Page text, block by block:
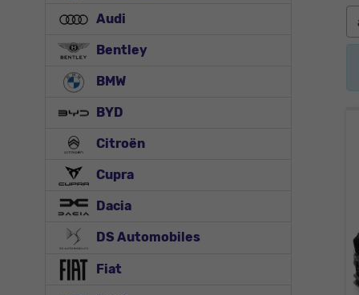
Audi
Bentley
BMW
BYD
Citroën
Cupra
Dacia
DS Automobiles
Fiat